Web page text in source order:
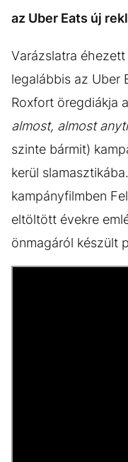
az Uber Eats új
Varázslatra
legalábbis az Uber
Roxfort öregdiákja
almost, almost
szinte bármit)
kerül
kampányfilmben
eltöltött évekre
önmagáról készült